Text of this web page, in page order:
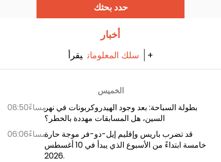
حدد بحثك
أخبار
سلك المعلومات يقرأ +
الخميس
08:50مساءًبطولة السباحة: بعد وجود الهيدروكربونات في نهر
السين، هل المسابقات مهددة بالخطر؟
06:06مساءًقد تضرب باريس وإقليم إيل-دو-فر موجة حارة
خامسة ابتداءً من الأسبوع الذي يبدأ في 10 أغسطس
2026.